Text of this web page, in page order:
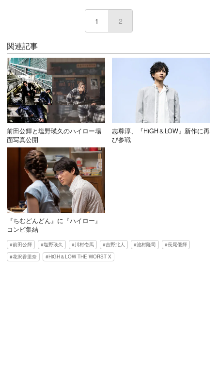
1 2
関連記事
前田公輝と塩野瑛久のハイロー場
面写真公開
志尊淳、『HiGH＆LOW』新作に再
び参戦
『ちむどんどん』に『ハイロー』
コンビ集結
前田公輝 塩野瑛久 川村壱馬 吉野北人 池村隆司
長尾優輝
花沢香里奈
HiGH＆LOW THE WORST X